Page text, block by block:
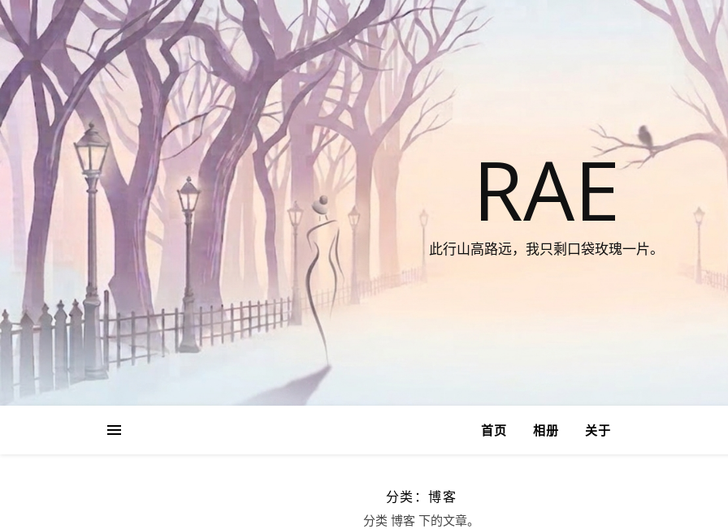
RAE
此行山高路远，我只剩口袋玫瑰一片。
首页 相册 关于
分类：博客
分类 博客 下的文章。